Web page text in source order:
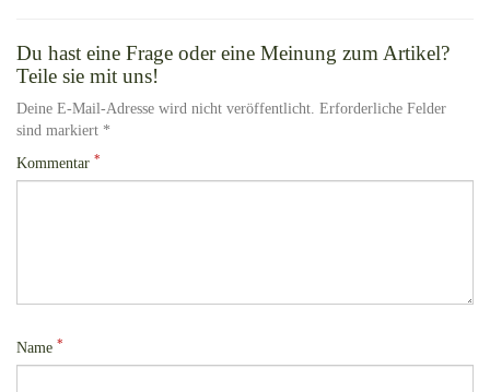
Du hast eine Frage oder eine Meinung zum Artikel?
Teile sie mit uns!
Deine E-Mail-Adresse wird nicht veröffentlicht. Erforderliche Felder
sind markiert *
Kommentar *
Name *